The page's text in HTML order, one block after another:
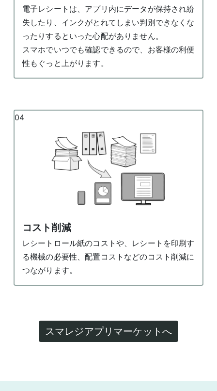
電子レシートは、アプリ内にデータが保持され紛
失したり、インクがとれてしまい判別できなくな
ったりするといった心配がありません。
スマホでいつでも確認できるので、お客様の利便
性もぐっと上がります。
04
コスト削減
レシートロール紙のコストや、レシートを印刷す
る機械の必要性、配置コストなどのコスト削減に
つながります。
スマレジアプリマーケットへ